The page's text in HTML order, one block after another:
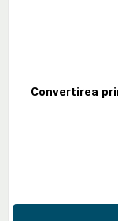
Convertirea